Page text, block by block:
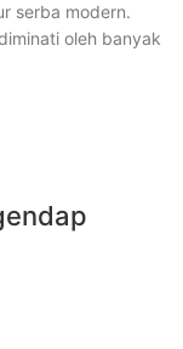
serba modern.
oleh banyak